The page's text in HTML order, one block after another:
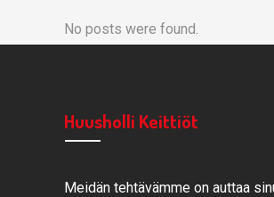
No posts were found.
Huusholli Keittiöt
Meidän tehtävämme on auttaa